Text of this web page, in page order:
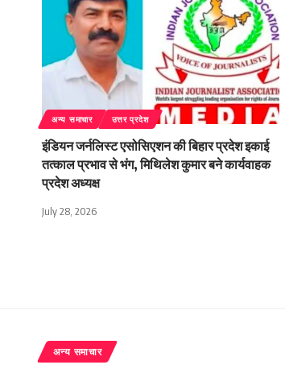
अन्य समाचार उत्तर प्रदेश
इंडियन जर्नलिस्ट एसोसिएशन की बिहार प्रदेश इकाई
तत्काल प्रभाव से भंग, मिथिलेश कुमार बने कार्यवाहक
प्रदेश अध्यक्ष
July 28, 2026
अन्य समाचार